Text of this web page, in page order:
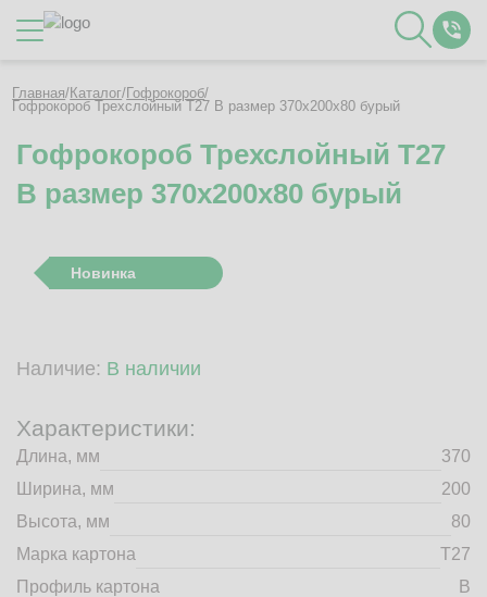
О Компании
Контакты
Полезное
Вакансии
Гофротара с печатью
Рассчитать стоимость упаковки
Пн-Пт 8:00 - 17:00
+7 (4832) 71-44-42
г. Брянск, Белобережская улица, 1А
© 2014 - 2026 | ООО ТД "Брянский картон" Все права защищены,
Главная/Каталог/Гофрокороб/
Гофрокороб Трехслойный Т27 B размер 370x200x80 бурый
Гофрокороб Трехслойный Т27
B размер 370x200x80 бурый
Новинка
Наличие: В наличии
Характеристики:
Длина, мм
370
Ширина, мм
200
Высота, мм
80
Марка картона
Т27
Профиль картона
B